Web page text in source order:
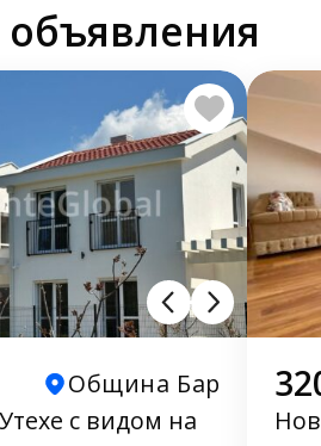
Община Бар
с видом на